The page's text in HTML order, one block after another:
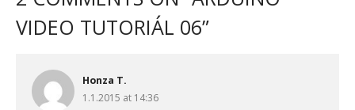
VIDEO TUTORIÁL 06”
Honza T.
1.1.2015 at 14:36